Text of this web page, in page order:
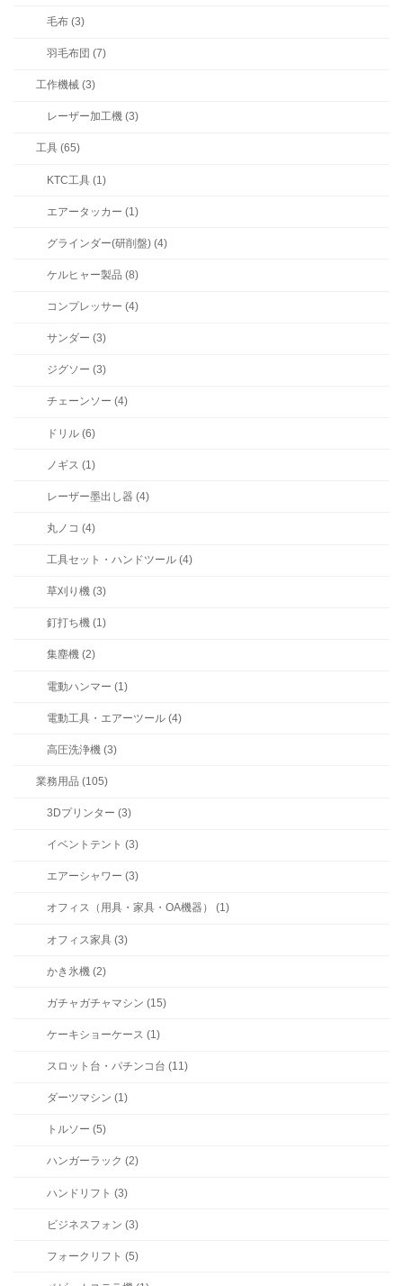
毛布 (3)
羽毛布団 (7)
工作機械 (3)
レーザー加工機 (3)
工具 (65)
KTC工具 (1)
エアータッカー (1)
グラインダー(研削盤) (4)
ケルヒャー製品 (8)
コンプレッサー (4)
サンダー (3)
ジグソー (3)
チェーンソー (4)
ドリル (6)
ノギス (1)
レーザー墨出し器 (4)
丸ノコ (4)
工具セット・ハンドツール (4)
草刈り機 (3)
釘打ち機 (1)
集塵機 (2)
電動ハンマー (1)
電動工具・エアーツール (4)
高圧洗浄機 (3)
業務用品 (105)
3Dプリンター (3)
イベントテント (3)
エアーシャワー (3)
オフィス（用具・家具・OA機器） (1)
オフィス家具 (3)
かき氷機 (2)
ガチャガチャマシン (15)
ケーキショーケース (1)
スロット台・パチンコ台 (11)
ダーツマシン (1)
トルソー (5)
ハンガーラック (2)
ハンドリフト (3)
ビジネスフォン (3)
フォークリフト (5)